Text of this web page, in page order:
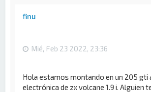
finu
Mié, Feb 23 2022, 23:36
Hola estamos montando en un 205 gti
electrónica de zx volcane 1.9 i. Alguien